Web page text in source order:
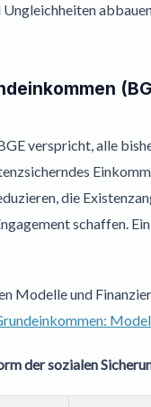
verspricht, alle
die
schaffen.
Modelle und
der sozialen